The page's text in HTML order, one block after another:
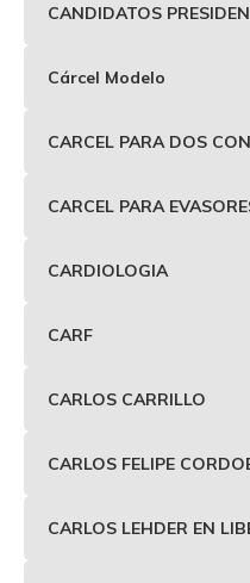
CANDIDATOS
Cárcel Modelo
CARCEL PARA DOS
CARCEL PARA
CARDIOLOGIA
CARF
CARLOS CARRILLO
CARLOS FELIPE
CARLOS LEHDER EN